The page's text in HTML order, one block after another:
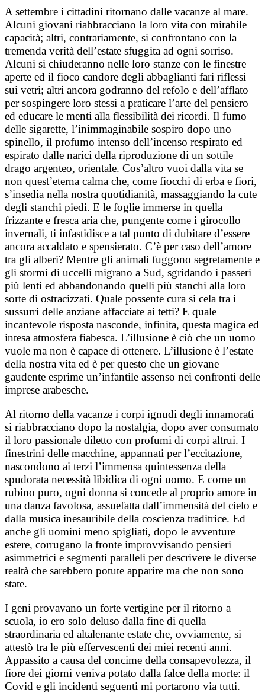
A settembre i cittadini ritornano dalle vacanze al mare.
Alcuni giovani riabbracciano la loro vita con mirabile
capacità; altri, contrariamente, si confrontano con la
tremenda verità dell’estate sfuggita ad ogni sorriso.
Alcuni si chiuderanno nelle loro stanze con le finestre
aperte ed il fioco candore degli abbaglianti fari riflessi
sui vetri; altri ancora godranno del refolo e dell’afflato
per sospingere loro stessi a praticare l’arte del pensiero
ed educare le menti alla flessibilità dei ricordi. Il fumo
delle sigarette, l’inimmaginabile sospiro dopo uno
spinello, il profumo intenso dell’incenso respirato ed
espirato dalle narici della riproduzione di un sottile
drago argenteo, orientale. Cos’altro vuoi dalla vita se
non quest’eterna calma che, come fiocchi di erba e fiori,
s’insedia nella nostra quotidianità, massaggiando la cute
degli stanchi piedi. E le foglie immerse in quella
frizzante e fresca aria che, pungente come i girocollo
invernali, ti infastidisce a tal punto di dubitare d’essere
ancora accaldato e spensierato. C’è per caso dell’amore
tra gli alberi? Mentre gli animali fuggono segretamente e
gli stormi di uccelli migrano a Sud, sgridando i passeri
più lenti ed abbandonando quelli più stanchi alla loro
sorte di ostracizzati. Quale possente cura si cela tra i
sussurri delle anziane affacciate ai tetti? E quale
incantevole risposta nasconde, infinita, questa magica ed
intesa atmosfera fiabesca. L’illusione è ciò che un uomo
vuole ma non è capace di ottenere. L’illusione è l’estate
della nostra vita ed è per questo che un giovane
gaudente esprime un’infantile assenso nei confronti delle
imprese arabesche.
Al ritorno della vacanze i corpi ignudi degli innamorati
si riabbracciano dopo la nostalgia, dopo aver consumato
il loro passionale diletto con profumi di corpi altrui. I
finestrini delle macchine, appannati per l’eccitazione,
nascondono ai terzi l’immensa quintessenza della
spudorata necessità libidica di ogni uomo. E come un
rubino puro, ogni donna si concede al proprio amore in
una danza favolosa, assuefatta dall’immensità del cielo e
dalla musica inesauribile della coscienza traditrice. Ed
anche gli uomini meno spigliati, dopo le avventure
estere, corrugano la fronte improvvisando pensieri
asimmetrici e segmenti paralleli per descrivere le diverse
realtà che sarebbero potute apparire ma che non sono
state.
I geni provavano un forte vertigine per il ritorno a
scuola, io ero solo deluso dalla fine di quella
straordinaria ed altalenante estate che, ovviamente, si
attestò tra le più effervescenti dei miei recenti anni.
Appassito a causa del concime della consapevolezza, il
fiore dei giorni veniva potato dalla falce della morte: il
Covid e gli incidenti seguenti mi portarono via tutti.